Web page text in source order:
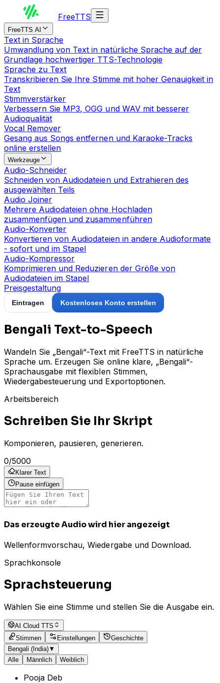
FreeTTS
FreeTTS AI
Text in Sprache
Umwandlung von Text in natürliche Sprache auf der
Grundlage hochwertiger TTS-Technologie
Sprache zu Text
Transkribieren Sie Ihre Stimme mit hoher Genauigkeit in
Text
Stimmverstärker
Verbessern Sie MP3, OGG und WAV mit besserer
Audioqualität
Vocal Remover
Gesang aus Songs entfernen und Karaoke-Tracks
online erstellen
Werkzeuge
Audio-Schneider
Schneiden von Audiodateien und Extrahieren des
ausgewählten Teils
Audio Joiner
Mehrere Audiodateien ohne Hochladen
zusammenfügen und zusammenführen
Audio-Konverter
Konvertieren von Audiodateien in andere Audioformate
- sofort und im Stapel
Audio-Kompressor
Komprimieren und Reduzieren der Größe von
Audiodateien im Stapel
Preisgestaltung
Eintragen Kostenloses Konto erstellen
Bengali Text-to-Speech
Wandeln Sie „Bengali“-Text mit FreeTTS in natürliche
Sprache um. Erzeugen Sie online klare, „Bengali“-
Sprachausgabe mit flexiblen Stimmen,
Wiedergabesteuerung und Exportoptionen.
Arbeitsbereich
Schreiben Sie Ihr Skript
Komponieren, pausieren, generieren.
0/5000
Klarer Text
Pause einfügen
Das erzeugte Audio wird hier angezeigt
Wellenformvorschau, Wiedergabe und Download.
Sprachkonsole
Sprachsteuerung
Wählen Sie eine Stimme und stellen Sie die Ausgabe ein.
AI Cloud TTS
Stimmen
Einstellungen
Geschichte
Bengali (India)▼
Alle
Männlich Weiblich
Pooja Deb